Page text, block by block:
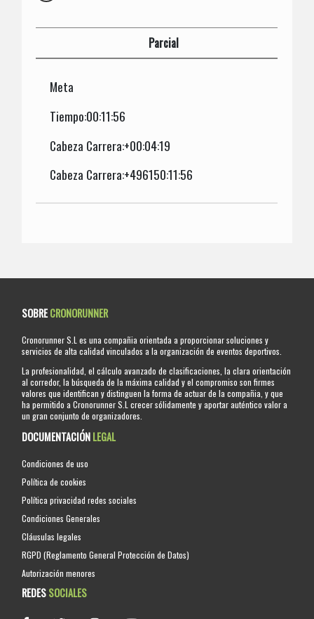
Parcial
Meta
Tiempo:00:11:56
Cabeza Carrera:+00:04:19
Cabeza Carrera:+496150:11:56
SOBRECRONORUNNER
Cronorunner S.L es una compañia orientada a proporcionar soluciones y
servicios de alta calidad vinculados a la organización de eventos deportivos.
La profesionalidad, el cálculo avanzado de clasificaciones, la clara orientación
al corredor, la búsqueda de la máxima calidad y el compromiso son firmes
valores que identifican y distinguen la forma de actuar de la compañia, y que
ha permitido a Cronorunner S.L crecer sólidamente y aportar auténtico valor a
un gran conjunto de organizadores.
DOCUMENTACIÓNLEGAL
Condiciones de uso
Política de cookies
Política privacidad redes sociales
Condiciones Generales
Cláusulas legales
RGPD (Reglamento General Protección de Datos)
Autorización menores
REDESSOCIALES